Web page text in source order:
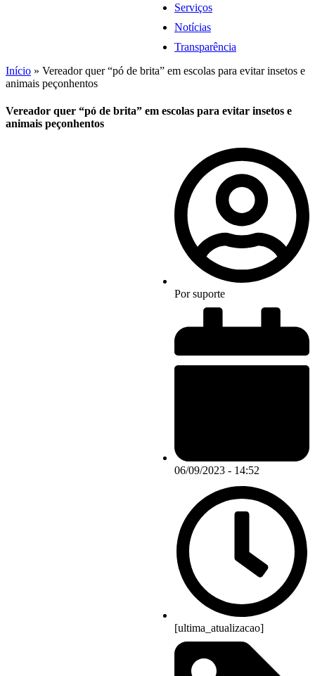
Serviços
Notícias
Transparência
Início » Vereador quer “pó de brita” em escolas para evitar insetos e
animais peçonhentos
Vereador quer “pó de brita” em escolas para evitar insetos e
animais peçonhentos
Porsuporte
06/09/2023 - 14:52
[ultima_atualizacao]